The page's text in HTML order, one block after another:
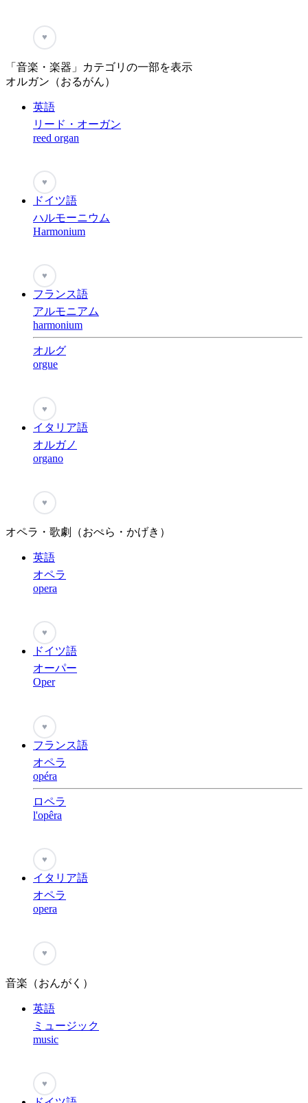
♥
「音楽・楽器」カテゴリの一部を表示
オルガン（おるがん）
英語
リード・オーガン
reed organ
♥
ドイツ語
ハルモーニウム
Harmonium
♥
フランス語
アルモニアム
harmonium
オルグ
orgue
♥
イタリア語
オルガノ
organo
♥
オペラ・歌劇（おぺら・かげき）
英語
オペラ
opera
♥
ドイツ語
オーパー
Oper
♥
フランス語
オペラ
opéra
ロペラ
l'opêra
♥
イタリア語
オペラ
opera
♥
音楽（おんがく）
英語
ミュージック
music
♥